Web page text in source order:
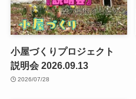
小屋づくりプロジェクト
説明会 2026.09.13
2026/07/28